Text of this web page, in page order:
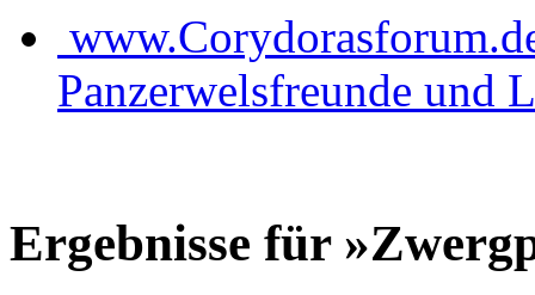
Panzerwelsfreunde und
Ergebnisse für